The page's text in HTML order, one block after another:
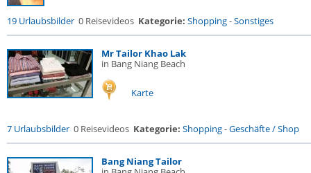
19 Urlaubsbilder 0 Reisevideos Kategorie: Shopping-Sonstiges
Mr Tailor Khao Lak
in Bang Niang Beach
Karte
7 Urlaubsbilder 0 Reisevideos Kategorie: Shopping-Geschäfte / Shop
Bang Niang Tailor